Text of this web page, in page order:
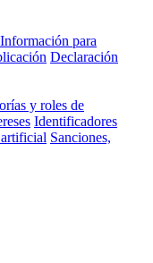
Información para
Declaración
y roles de
Identificadores
Sanciones,